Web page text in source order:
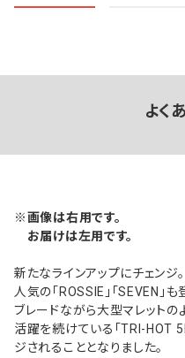
よく
※画像は右用です。
お届けは左用です。
新たなラインアップにチェンジ。
人気の「ROSSIE」「SEVEN」も
ブレードながら大型マレット
活躍を続けている「TRI-HOT
ジされることとなりました。